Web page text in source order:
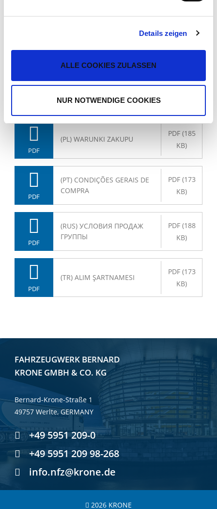
Details zeigen
ALLE COOKIES ZULASSEN
NUR NOTWENDIGE COOKIES
KB)
PDF (173
PDF
(PL) WARUNKI ZAKUPU
PDF (185
KB)
PDF
(PT) CONDIÇÕES GERAIS DE
COMPRA
PDF (173
KB)
PDF
(RUS) УСЛОВИЯ ПРОДАЖ
ГРУППЫ
PDF (188
KB)
PDF
(TR) ALIM ŞARTNAMESI
PDF (173
KB)
FAHRZEUGWERK BERNARD
KRONE GMBH & CO. KG
Bernard-Krone-Straße 1
49757 Werlte, GERMANY
+49 5951 209-0
+49 5951 209 98-268
info.nfz@krone.de
2026 KRONE